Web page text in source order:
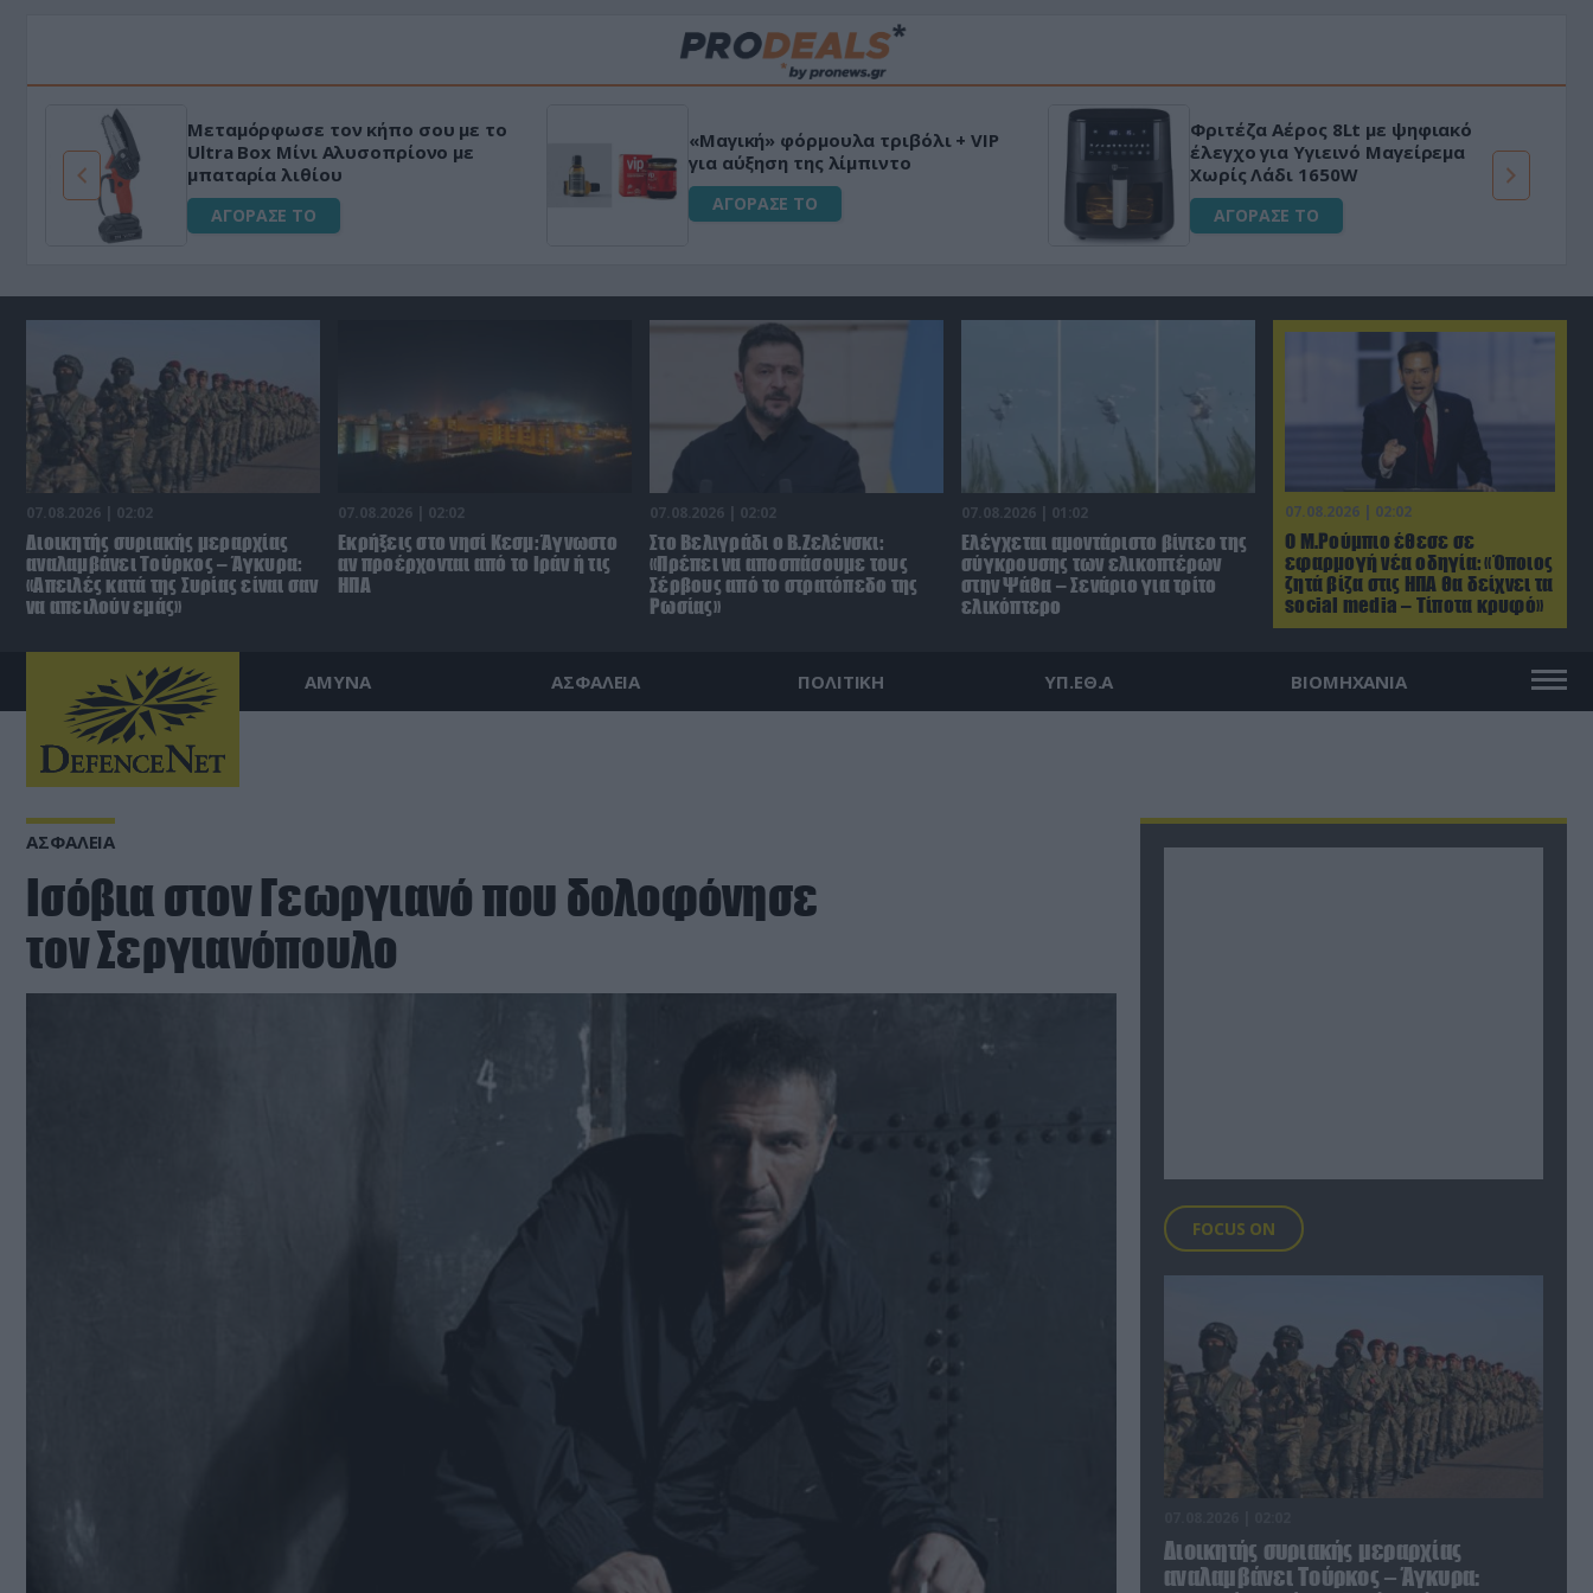
Μεταμόρφωσε τον κήπο σου με το
Ultra Box Μίνι Αλυσοπρίονο με
μπαταρία λιθίου
ΑΓΟΡΑΣΕ ΤΟ
«Μαγική» φόρμουλα τριβόλι + VIP
για αύξηση της λίμπιντο
ΑΓΟΡΑΣΕ ΤΟ
Φριτέζα Αέρος 8Lt με ψηφιακό
έλεγχο για Υγιεινό Μαγείρεμα
Χωρίς Λάδι 1650W
ΑΓΟΡΑΣΕ ΤΟ
07.08.2026 | 02:02
Ο Μ.Ρούμπιο έθεσε σε
εφαρμογή νέα οδηγία: «Όποιος
ζητά βίζα στις ΗΠΑ θα δείχνει τα
social media – Τίποτα κρυφό»
07.08.2026 | 02:02
Διοικητής συριακής μεραρχίας
αναλαμβάνει Τούρκος – Άγκυρα:
«Απειλές κατά της Συρίας είναι σαν
να απειλούν εμάς»
07.08.2026 | 02:02
Εκρήξεις στο νησί Κεσμ: Άγνωστο
αν προέρχονται από το Ιράν ή τις
ΗΠΑ
07.08.2026 | 02:02
Στο Βελιγράδι ο Β.Ζελένσκι:
«Πρέπει να αποσπάσουμε τους
Σέρβους από το στρατόπεδο της
Ρωσίας»
07.08.2026 | 01:02
Ελέγχεται αμοντάριστο βίντεο της
σύγκρουσης των ελικοπτέρων
στην Ψάθα – Σενάριο για τρίτο
ελικόπτερο
ΑΜΥΝΑ ΑΣΦΑΛΕΙΑ ΠΟΛΙΤΙΚΗ ΥΠ.ΕΘ.Α ΒΙΟΜΗΧΑΝΙΑ
ΑΣΦΑΛΕΙΑ
Ισόβια στον Γεωργιανό που δολοφόνησε
τον Σεργιανόπουλο
FOCUS ON
Διοικητής συριακής μεραρχίας
αναλαμβάνει Τούρκος – Άγκυρα: